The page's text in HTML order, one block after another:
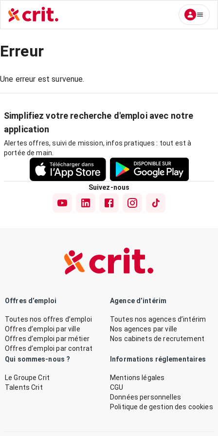
Erreur
Une erreur est survenue.
Simplifiez votre recherche d'emploi avec notre
application
Alertes offres, suivi de mission, infos pratiques : tout est à
portée de main.
Suivez-nous
Offres d’emploi
Toutes nos offres d’emploi
Offres d’emploi par ville
Offres d’emploi par métier
Offres d’emploi par contrat
Agence d’intérim
Toutes nos agences d’intérim
Nos agences par ville
Nos cabinets de recrutement
Qui sommes-nous ?
Le Groupe Crit
Talents Crit
Informations réglementaires
Mentions légales
CGU
Données personnelles
Politique de gestion des cookies